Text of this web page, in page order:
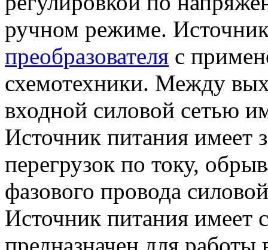
ручном режиме.
преобразователя с
схемотехники. Между
входной силовой сетью
Источник питания имеет
перегрузок по току,
фазового провода
Источник питания имеет
предназначен для